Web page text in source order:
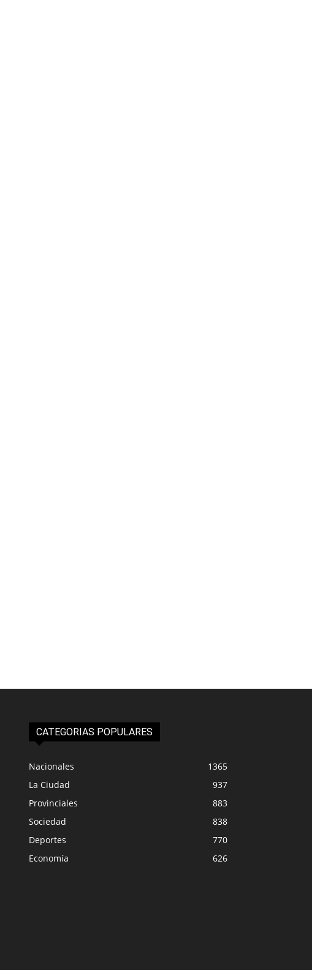
CATEGORIAS POPULARES
Nacionales
1365
La Ciudad
937
Provinciales
883
Sociedad
838
Deportes
770
Economía
626